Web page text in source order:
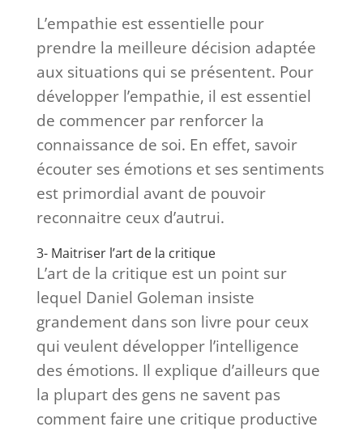
L’empathie est essentielle pour
prendre la meilleure décision adaptée
aux situations qui se présentent. Pour
développer l’empathie, il est essentiel
de commencer par renforcer la
connaissance de soi. En effet, savoir
écouter ses émotions et ses sentiments
est primordial avant de pouvoir
reconnaitre ceux d’autrui.
3- Maitriser l’art de la critique
L’art de la critique est un point sur
lequel Daniel Goleman insiste
grandement dans son livre pour ceux
qui veulent développer l’intelligence
des émotions. Il explique d’ailleurs que
la plupart des gens ne savent pas
comment faire une critique productive